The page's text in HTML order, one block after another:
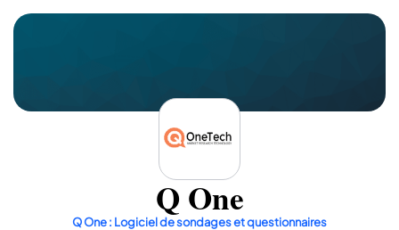
Q One
Q One : Logiciel de sondages et questionnaires